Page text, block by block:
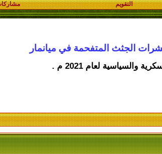
التقويم
الجثث المتفحمة في ميانمار
لعام 2021 م .